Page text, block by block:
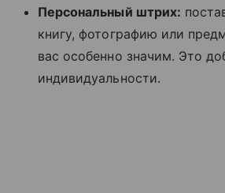
Персональный штрих:
книгу, фотографию или
вас особенно значим. Это
индивидуальности.